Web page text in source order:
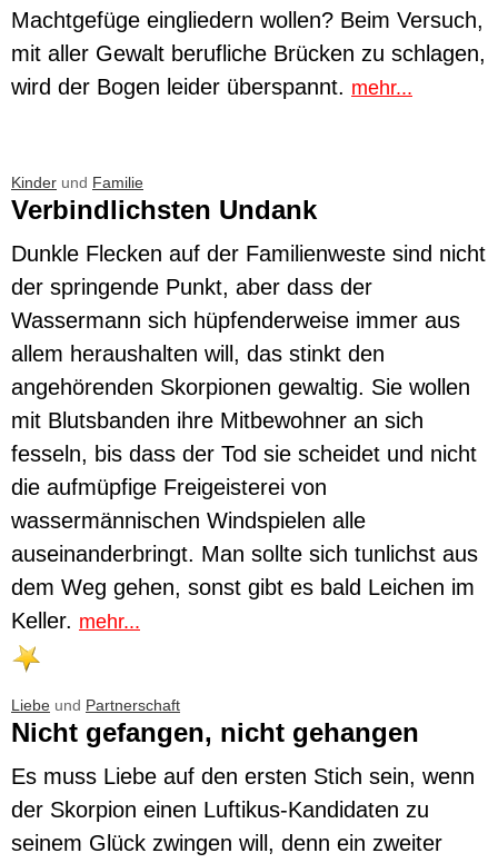
Machtgefüge eingliedern wollen? Beim Versuch,
mit aller Gewalt berufliche Brücken zu schlagen,
wird der Bogen leider überspannt. mehr...
Kinder und Familie
Verbindlichsten Undank
Dunkle Flecken auf der Familienweste sind nicht
der springende Punkt, aber dass der
Wassermann sich hüpfenderweise immer aus
allem heraushalten will, das stinkt den
angehörenden Skorpionen gewaltig. Sie wollen
mit Blutsbanden ihre Mitbewohner an sich
fesseln, bis dass der Tod sie scheidet und nicht
die aufmüpfige Freigeisterei von
wassermännischen Windspielen alle
auseinanderbringt. Man sollte sich tunlichst aus
dem Weg gehen, sonst gibt es bald Leichen im
Keller. mehr...
Liebe und Partnerschaft
Nicht gefangen, nicht gehangen
Es muss Liebe auf den ersten Stich sein, wenn
der Skorpion einen Luftikus-Kandidaten zu
seinem Glück zwingen will, denn ein zweiter